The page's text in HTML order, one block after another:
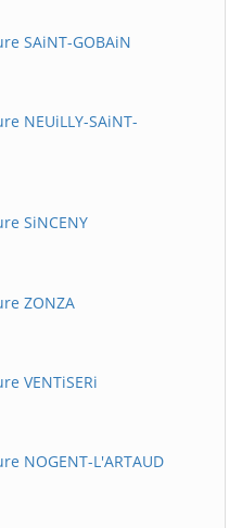
SAiNT-GOBAiN
NEUiLLY-SAiNT-
SiNCENY
ZONZA
VENTiSERi
NOGENT-L'ARTAUD